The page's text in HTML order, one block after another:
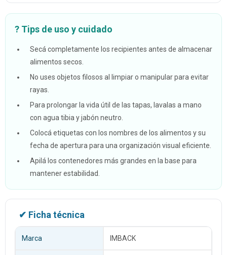
? Tips de uso y cuidado
Secá completamente los recipientes antes de almacenar
alimentos secos.
No uses objetos filosos al limpiar o manipular para evitar
rayas.
Para prolongar la vida útil de las tapas, lavalas a mano
con agua tibia y jabón neutro.
Colocá etiquetas con los nombres de los alimentos y su
fecha de apertura para una organización visual eficiente.
Apilá los contenedores más grandes en la base para
mantener estabilidad.
✔ Ficha técnica
Marca IMBACK